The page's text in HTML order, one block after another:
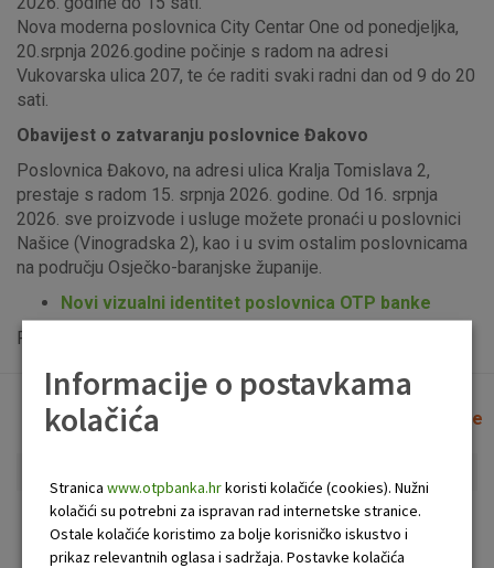
Nova moderna poslovnica City Centar One od ponedjeljka,
20.srpnja 2026.godine počinje s radom na adresi
Vukovarska ulica 207, te će raditi svaki radni dan od 9 do 20
sati.
Obavijest o zatvaranju poslovnice Đakovo
Poslovnica Đakovo, na adresi ulica Kralja Tomislava 2,
prestaje s radom 15. srpnja 2026. godine. Od 16. srpnja
2026. sve proizvode i usluge možete pronaći u poslovnici
Našice (Vinogradska 2), kao i u svim ostalim poslovnicama
na području Osječko-baranjske županije.
Novi vizualni identitet poslovnica OTP banke
Popis uplatno-isplatnih bankomata možete vidjeti
Lista poslovnica i bankomata Očisti filtere
Bankomat Poslovnica
Informacije o postavkama
kolačića
Stranica www.otpbanka.hrkoristi kolačiće (cookies). Nužni
kolačići su potrebni za ispravan rad internetske stranice.
Ostale kolačiće koristimo za bolje korisničko iskustvo i
prikaz relevantnih oglasa i sadržaja. Postavke kolačića